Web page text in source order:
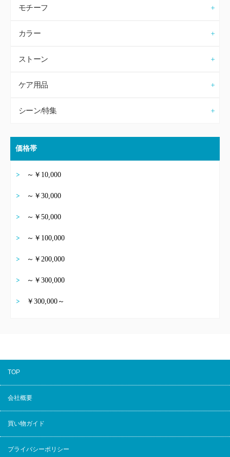
モチーフ
カラー
ストーン
ケア用品
シーン/特集
価格帯
～￥10,000
～￥30,000
～￥50,000
～￥100,000
～￥200,000
～￥300,000
￥300,000～
TOP
会社概要
買い物ガイド
プライバシーポリシー